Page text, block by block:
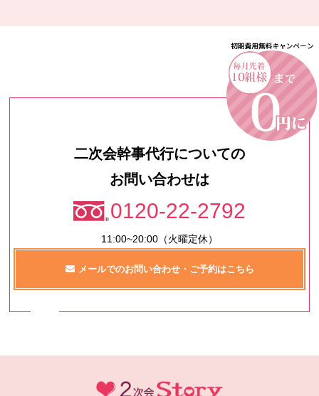
二次会幹事代行についての
お問い合わせは
0120-22-2792
11:00~20:00（火曜定休）
メールでのお問い合わせ・ご予約はこちら